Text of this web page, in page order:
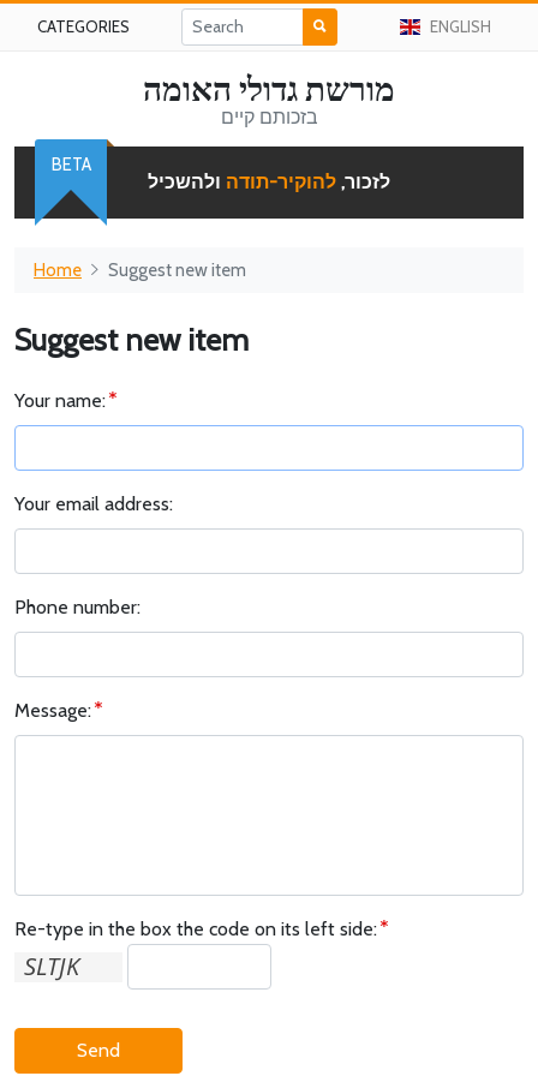
CATEGORIES ENGLISH
מורשת גדולי האומה
בזכותם קיים
לזכור, להוקיר-תודה ולהשכיל
BETA
Home Suggest new item
Suggest new item
Your name:
Your email address:
Phone number:
Message:
Re-type in the box the code on its left side:
Send